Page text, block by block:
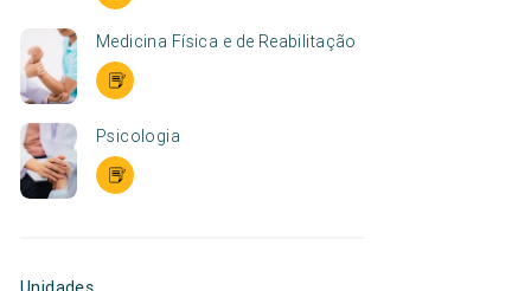
Medicina Física e de Reabilitação
Psicologia